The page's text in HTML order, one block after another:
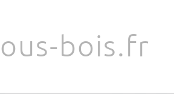
bois.fr